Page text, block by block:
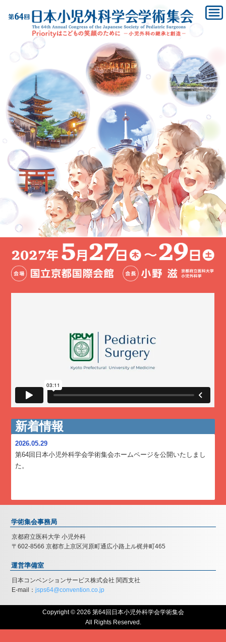
新着情報
2026.05.29
第64回日本小児外科学会学術集会ホームページを公開いたしまし
た。
学術集会事務局
京都府立医科大学 小児外科
〒602-8566 京都市上京区河原町通広小路上ル梶井町465
運営準備室
日本コンベンションサービス株式会社 関西支社
E-mail： jsps64@convention.co.jp
Copyright © 2026 第64回日本小児外科学会学術集会
All Rights Reserved.